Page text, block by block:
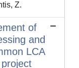
Z.
of
and
LCA